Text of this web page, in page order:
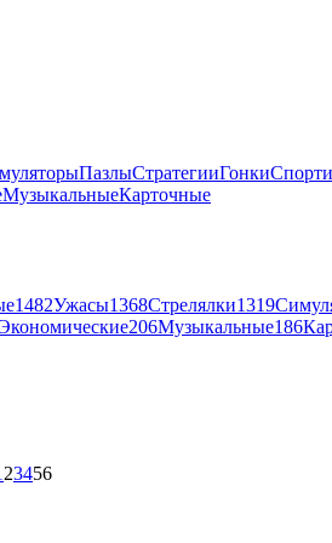
ПазлыСтратегииГонки
МузыкальныеКарточные
1482Ужасы1368Стрелялки1319
206Музыкальные186
23456